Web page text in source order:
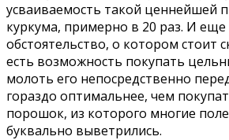
усваиваемость такой ценнейшей
куркума, примерно в 20 раз. И
обстоятельство, о котором стоит
есть возможность покупать
молоть его непосредственно
гораздо оптимальнее, чем
порошок, из которого многие
буквально выветрились.